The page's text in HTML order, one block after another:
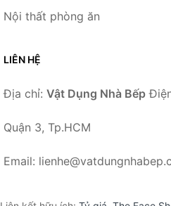
Nội thất phòng ăn
LIÊN HỆ
Địa chỉ: Vật Dụng Nhà Bếp
Quận 3, Tp.HCM
Email: